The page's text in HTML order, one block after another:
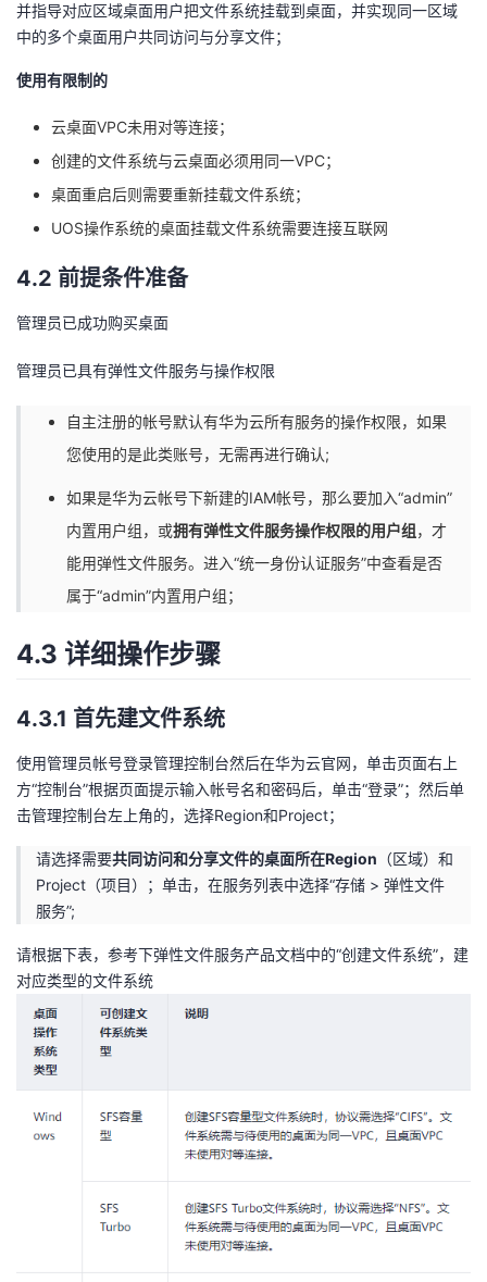
并指导对应区域桌面用户把文件系统挂载到桌面，并实现同一区域
中的多个桌面用户共同访问与分享文件；
使用有限制的
云桌面VPC未用对等连接；
创建的文件系统与云桌面必须用同一VPC；
桌面重启后则需要重新挂载文件系统；
UOS操作系统的桌面挂载文件系统需要连接互联网
4.2 前提条件准备
管理员已成功购买桌面
管理员已具有弹性文件服务与操作权限
自主注册的帐号默认有华为云所有服务的操作权限，如果
您使用的是此类账号，无需再进行确认;
如果是华为云帐号下新建的IAM帐号，那么要加入“admin”
内置用户组，或拥有弹性文件服务操作权限的用户组，才
能用弹性文件服务。进入“统一身份认证服务”中查看是否
属于“admin”内置用户组；
4.3 详细操作步骤
4.3.1 首先建文件系统
使用管理员帐号登录管理控制台然后在华为云官网，单击页面右上
方“控制台”根据页面提示输入帐号名和密码后，单击“登录”；然后单
击管理控制台左上角的，选择Region和Project；
请选择需要共同访问和分享文件的桌面所在Region （区域）和
Project（项目）；单击，在服务列表中选择“存储 > 弹性文件
服务”;
请根据下表，参考下弹性文件服务产品文档中的“创建文件系统”，建
对应类型的文件系统